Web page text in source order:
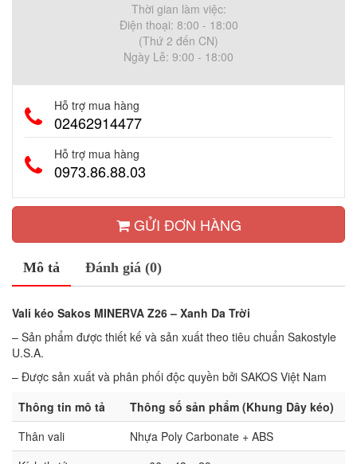
Thời gian làm việc:
Điện thoại: 8:00 - 18:00
(Thứ 2 đến CN)
Ngày Lễ: 9:00 - 18:00
Hỗ trợ mua hàng
02462914477
Hỗ trợ mua hàng
0973.86.88.03
GỬI ĐƠN HÀNG
Mô tả Đánh giá (0)
Vali kéo Sakos MINERVA Z26 – Xanh Da Trời
– Sản phẩm được thiết kế và sản xuất theo tiêu chuẩn Sakostyle
U.S.A.
– Được sản xuất và phân phối độc quyền bởi SAKOS Việt Nam
Thông tin mô tả
Thông số sản phẩm (Khung Dây kéo)
Thân vali
Nhựa Poly Carbonate + ABS